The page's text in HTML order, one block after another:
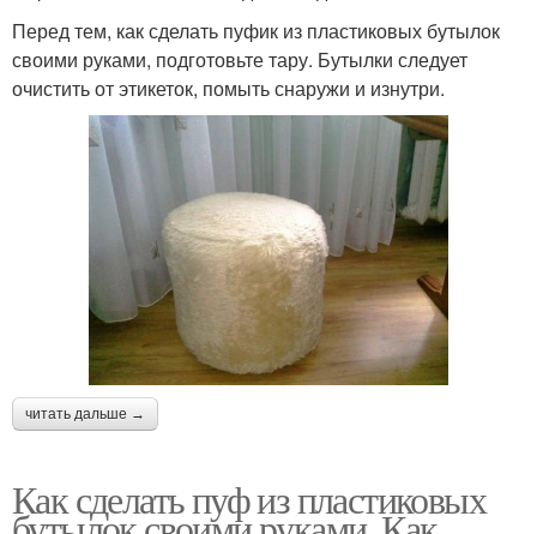
Перед тем, как сделать пуфик из пластиковых бутылок
своими руками, подготовьте тару. Бутылки следует
очистить от этикеток, помыть снаружи и изнутри.
читать дальше →
Как сделать пуф из пластиковых